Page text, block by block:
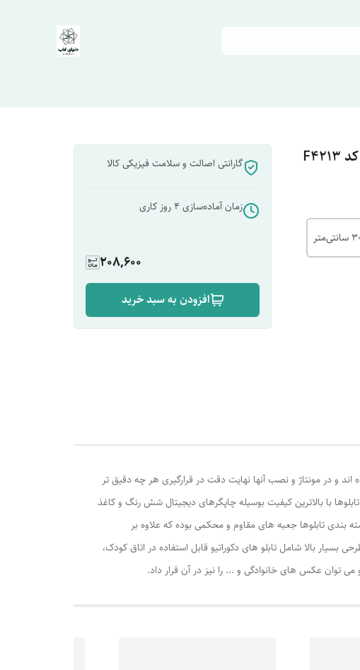
گارانتی اصالت و سلامت فیزیکی کالا
زمان آماده‌سازی4 روز کاری
208,600
افزودن به سبد خرید
و در مونتاژ و نصب آنها نهایت دقت در قرارگیری هر چه دقیق تر
با بالاترین کیفیت بوسیله چاپگرهای دیجیتال شش رنگ و کاغذ
تابلوها جعبه های مقاوم و محکمی بوده که علاوه بر
بالا شامل تابلو های دکوراتیو قابل استفاده در اتاق کودک،
عکس های خانوادگی و ... را نیز در آن قرار داد.